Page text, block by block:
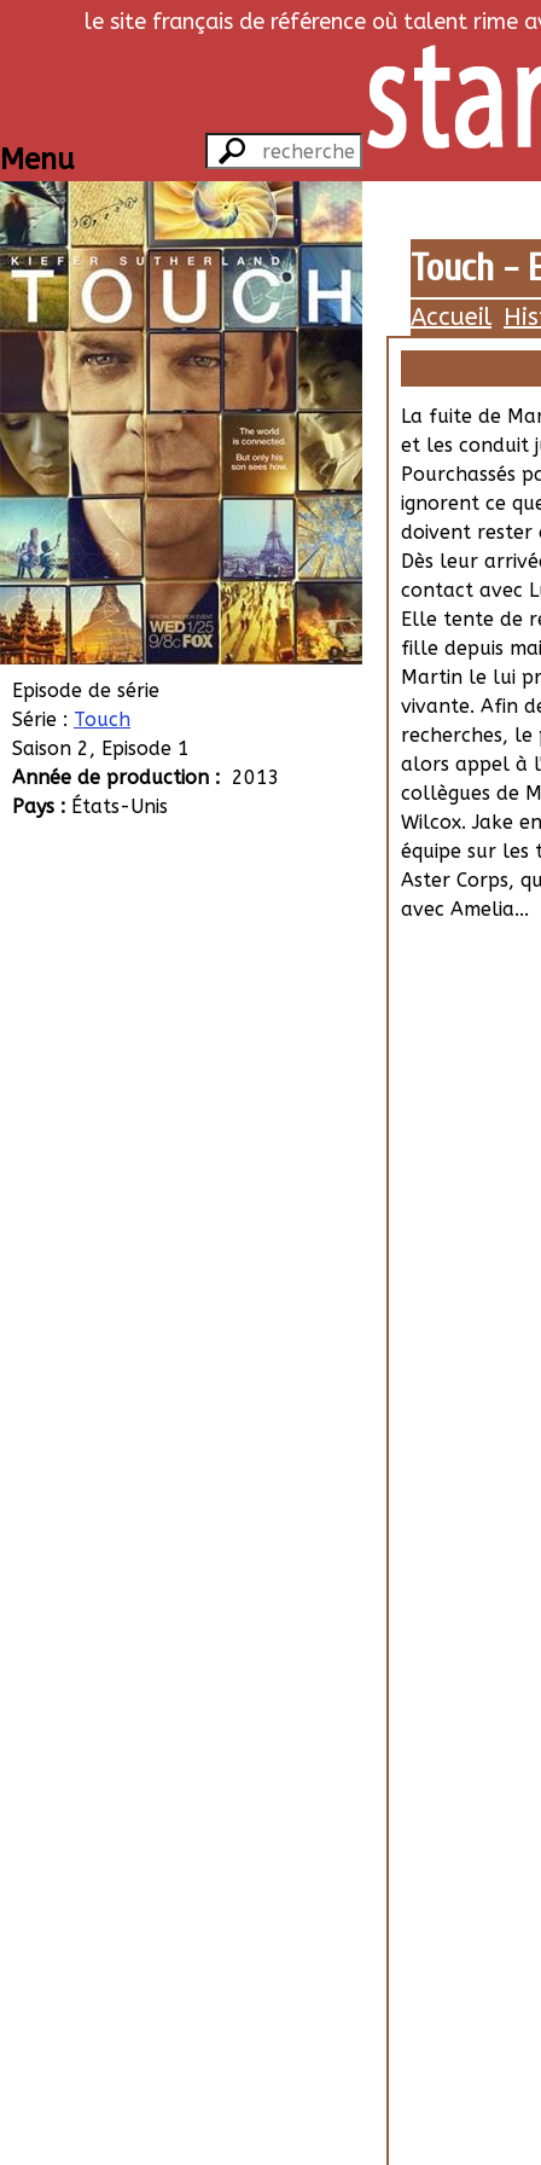
le site français de référence où talent rime
Menu
Episode de série
Série : Touch
Saison 2, Episode 1
Année de production : 2013
Pays : États-Unis
Touch -
Accueil
La fuite de
et les conduit
Pourchassés
ignorent ce
doivent rester
Dès leur
contact avec
Elle tente de
fille depuis
Martin le lui
vivante. Afin
recherches,
alors appel à
collègues de
Wilcox. Jake
équipe sur les
Aster Corps,
avec Amelia...